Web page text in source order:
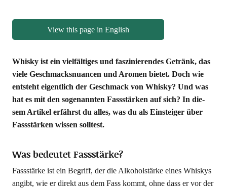
View this page in English
Whis­ky ist ein viel­fäl­ti­ges und fas­zi­nie­ren­des Getränk, das
vie­le Geschmacks­nu­an­cen und Aro­men bie­tet. Doch wie
ent­steht eigent­lich der Geschmack von Whis­ky? Und was
hat es mit den soge­nann­ten Fass­stär­ken auf sich? In die­
sem Arti­kel erfährst du alles, was du als Ein­stei­ger über
Fass­stär­ken wis­sen solltest.
Was bedeutet Fassstärke?
Fass­stär­ke ist ein Begriff, der die Alko­hol­stär­ke eines Whis­kys
angibt, wie er direkt aus dem Fass kommt, ohne dass er vor der